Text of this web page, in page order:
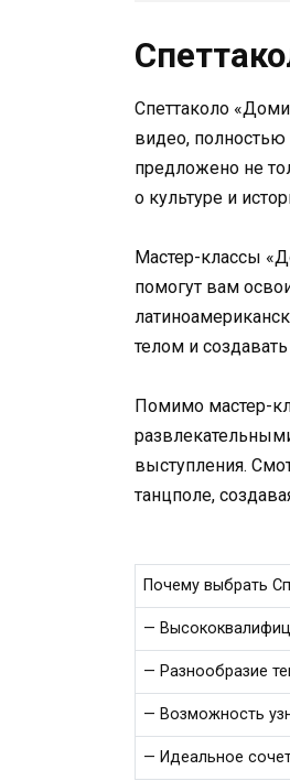
Спеттаколо
видео,
предложено не
о культуре и
Мастер-классы
помогут вам
телом и
Помимо мастер-
выступления.
танцполе,
Почему выбрать
—
— Разнообразие
— Возможность
— Идеальное